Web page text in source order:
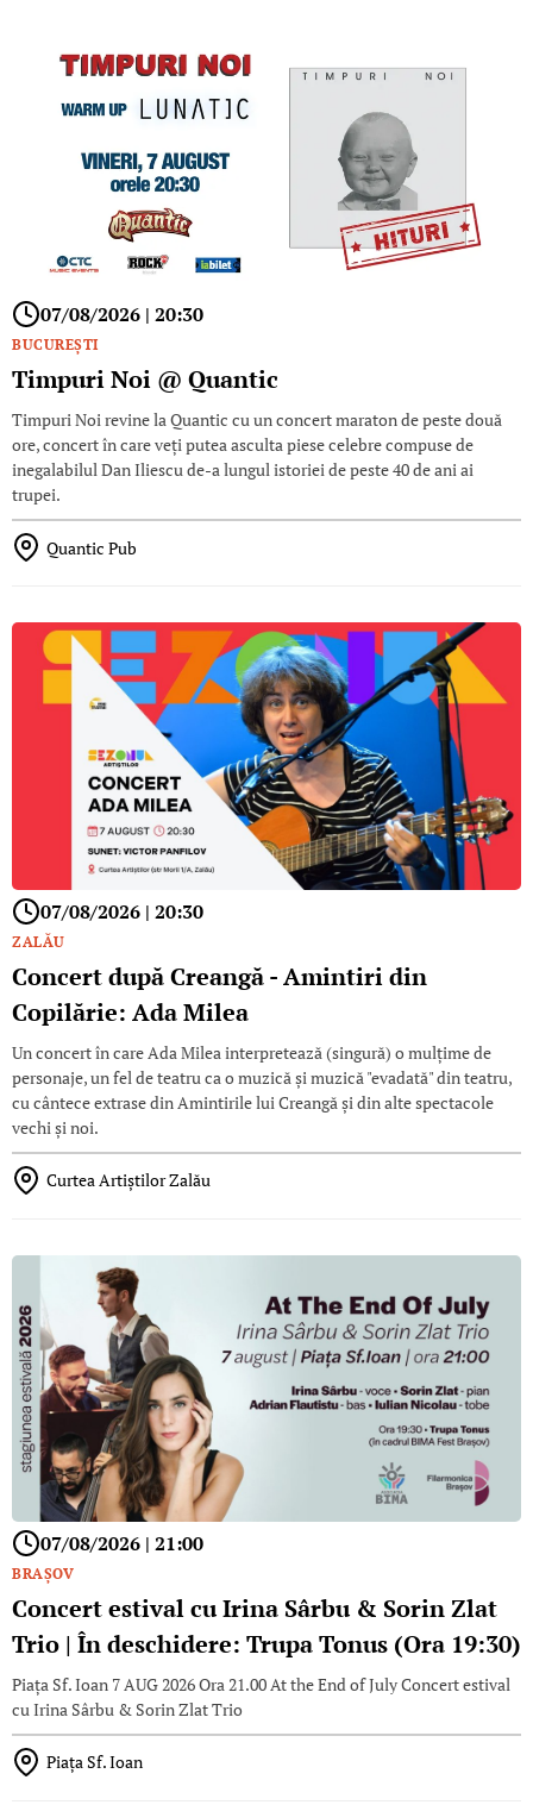
07/08/2026 | 20:30
BUCUREŞTI
Timpuri Noi @ Quantic
Timpuri Noi revine la Quantic cu un concert maraton de peste două
ore, concert în care veți putea asculta piese celebre compuse de
inegalabilul Dan Iliescu de-a lungul istoriei de peste 40 de ani ai
trupei.
Quantic Pub
07/08/2026 | 20:30
ZALĂU
Concert după Creangă - Amintiri din
Copilărie: Ada Milea
Un concert în care Ada Milea interpretează (singură) o mulțime de
personaje, un fel de teatru ca o muzică și muzică "evadată" din teatru,
cu cântece extrase din Amintirile lui Creangă și din alte spectacole
vechi și noi.
Curtea Artiștilor Zalău
07/08/2026 | 21:00
BRAŞOV
Concert estival cu Irina Sârbu & Sorin Zlat
Trio | În deschidere: Trupa Tonus (Ora 19:30)
Piața Sf. Ioan 7 AUG 2026 Ora 21.00 At the End of July Concert estival
cu Irina Sârbu & Sorin Zlat Trio
Piața Sf. Ioan